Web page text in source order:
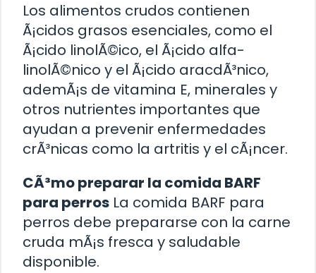
Los alimentos crudos contienen
Ã¡cidos grasos esenciales, como el
Ã¡cido linolÃ©ico, el Ã¡cido alfa-
linolÃ©nico y el Ã¡cido aracdÃ³nico,
ademÃ¡s de vitamina E, minerales y
otros nutrientes importantes que
ayudan a prevenir enfermedades
crÃ³nicas como la artritis y el cÃ¡ncer.
CÃ³mo preparar la comida BARF
para perros La comida BARF para
perros debe prepararse con la carne
cruda mÃ¡s fresca y saludable
disponible.